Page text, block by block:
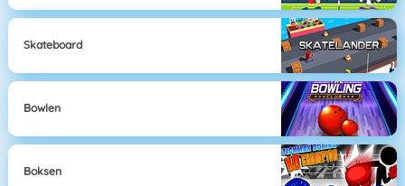
Skateboard
Bowlen
Boksen